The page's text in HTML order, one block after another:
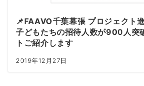
📌FAAVO千葉幕張 プロジェクト
子どもたちの招待人数が900人突
トご紹介します
2019年12月27日